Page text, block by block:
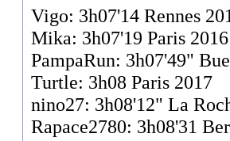
Vigo: 3h07'14 Rennes
Mika: 3h07'19 Paris 2016
PampaRun: 3h07'49"
Turtle: 3h08 Paris 2017
nino27: 3h08'12" La
Rapace2780: 3h08'31